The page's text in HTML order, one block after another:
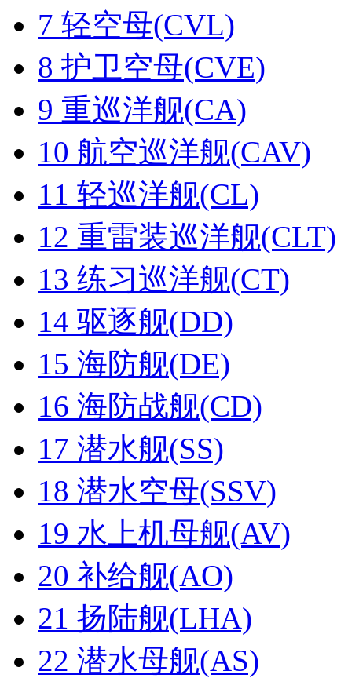
7 轻空母(CVL)
8 护卫空母(CVE)
9 重巡洋舰(CA)
10 航空巡洋舰(CAV)
11 轻巡洋舰(CL)
12 重雷装巡洋舰(CLT)
13 练习巡洋舰(CT)
14 驱逐舰(DD)
15 海防舰(DE)
16 海防战舰(CD)
17 潜水舰(SS)
18 潜水空母(SSV)
19 水上机母舰(AV)
20 补给舰(AO)
21 扬陆舰(LHA)
22 潜水母舰(AS)